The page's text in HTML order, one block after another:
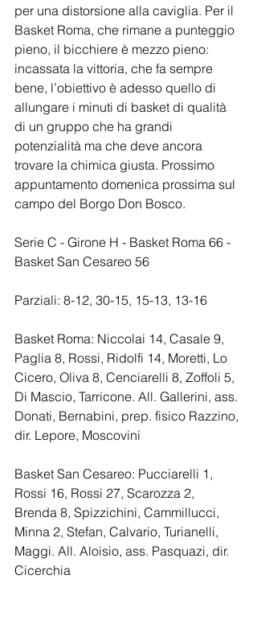
per una distorsione alla caviglia. Per il
Basket Roma, che rimane a punteggio
pieno, il bicchiere è mezzo pieno:
incassata la vittoria, che fa sempre
bene, l’obiettivo è adesso quello di
allungare i minuti di basket di qualità
di un gruppo che ha grandi
potenzialità ma che deve ancora
trovare la chimica giusta. Prossimo
appuntamento domenica prossima sul
campo del Borgo Don Bosco.
Serie C - Girone H - Basket Roma 66 -
Basket San Cesareo 56
Parziali: 8-12, 30-15, 15-13, 13-16
Basket Roma: Niccolai 14, Casale 9,
Paglia 8, Rossi, Ridolfi 14, Moretti, Lo
Cicero, Oliva 8, Cenciarelli 8, Zoffoli 5,
Di Mascio, Tarricone. All. Gallerini, ass.
Donati, Bernabini, prep. fisico Razzino,
dir. Lepore, Moscovini
Basket San Cesareo: Pucciarelli 1,
Rossi 16, Rossi 27, Scarozza 2,
Brenda 8, Spizzichini, Cammillucci,
Minna 2, Stefan, Calvario, Turianelli,
Maggi. All. Aloisio, ass. Pasquazi, dir.
Cicerchia